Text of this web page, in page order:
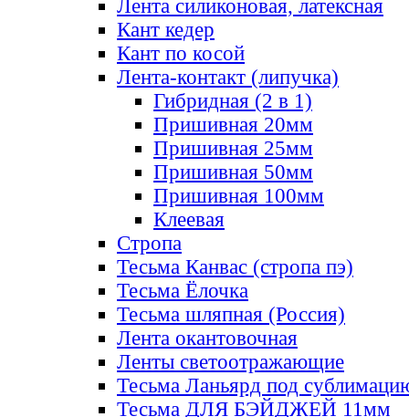
Лента силиконовая, латексная
Кант кедер
Кант по косой
Лента-контакт (липучка)
Гибридная (2 в 1)
Пришивная 20мм
Пришивная 25мм
Пришивная 50мм
Пришивная 100мм
Клеевая
Стропа
Тесьма Канвас (стропа пэ)
Тесьма Ёлочка
Тесьма шляпная (Россия)
Лента окантовочная
Ленты светоотражающие
Тесьма Ланьярд под
Тесьма ДЛЯ БЭЙДЖЕЙ 11мм